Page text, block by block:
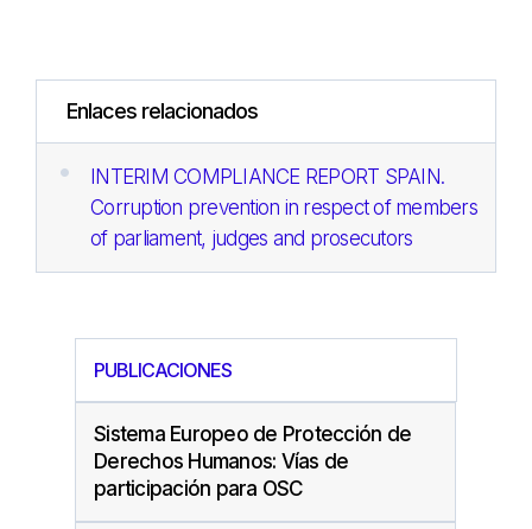
Enlaces relacionados
INTERIM COMPLIANCE REPORT SPAIN.
Corruption prevention in respect of members
of parliament, judges and prosecutors
PUBLICACIONES
Sistema Europeo de Protección de
Derechos Humanos: Vías de
participación para OSC